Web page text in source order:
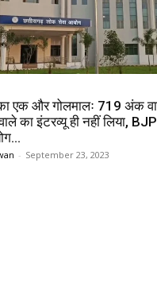
एक और गोलमालः 719 अंक
का इंटरव्यू ही नहीं लिया,
- September 23, 2023